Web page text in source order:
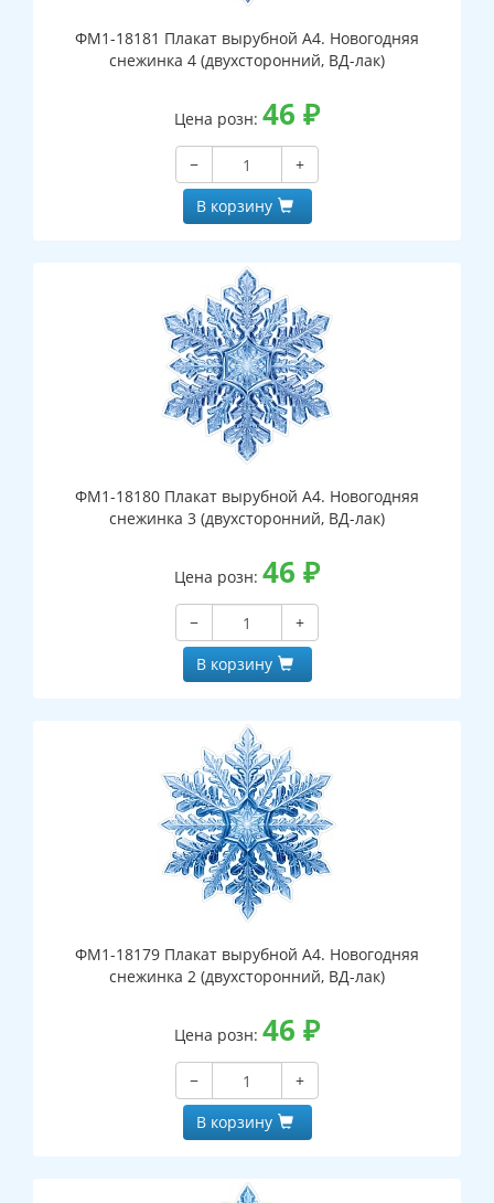
ФМ1-18181 Плакат вырубной А4. Новогодняя
снежинка 4 (двухсторонний, ВД-лак)
Цена розн: 46 ₽
−
+
В корзину
ФМ1-18180 Плакат вырубной А4. Новогодняя
снежинка 3 (двухсторонний, ВД-лак)
Цена розн: 46 ₽
−
+
В корзину
ФМ1-18179 Плакат вырубной А4. Новогодняя
снежинка 2 (двухсторонний, ВД-лак)
Цена розн: 46 ₽
−
+
В корзину